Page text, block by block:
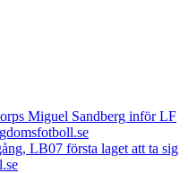
Miguel Sandberg inför LF
LB07 första laget att ta sig